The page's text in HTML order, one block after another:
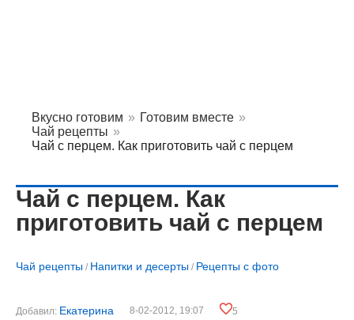
Вкусно готовим » Готовим вместе »
Чай рецепты »
Чай с перцем. Как приготовить чай с перцем
Чай с перцем. Как
приготовить чай с перцем
Чай рецепты / Напитки и десерты / Рецепты с фото
Добавил: Екатерина 8-02-2012, 19:07 5